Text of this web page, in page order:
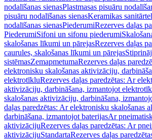
nodalīšanas sienasPlastmasas pisuāru
pisuāru nodalīšanas sienasKeramikas
nodalīšanas sienasPiederumiRezerves daļas
PiederumiSifoni un sifonu piederumi
skalošanas līkumi un pārejasRezerves daļas
caurules, skalošanas līkumi un pārejas
sistēmasZemapmetumaRezerves daļas
elektronisku skalošanas aktivizāciju,
elektrotīkluRezerves daļas paredzētas: Ar
aktivizāciju, darbināšana, izmantojot
skalošanas aktivizāciju, darbināšana,
daļas paredzētas: Ar elektronisku skalošanas
darbināšana, izmantojot baterijasAr
aktivizācijuRezerves daļas paredzētas: Ar
aktivizācijuStandartaRezerves daļas